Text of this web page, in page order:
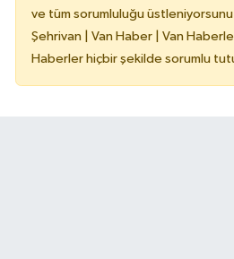
ve tüm sorumluluğu
Şehrivan | Van Haber | Van
Haberler hiçbir şekilde sorumlu